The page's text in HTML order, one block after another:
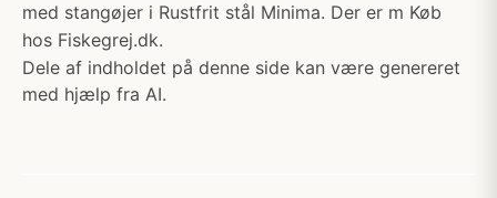
med stangøjer i Rustfrit stål Minima. Der er m Køb
hos Fiskegrej.dk.
Dele af indholdet på denne side kan være genereret
med hjælp fra AI.